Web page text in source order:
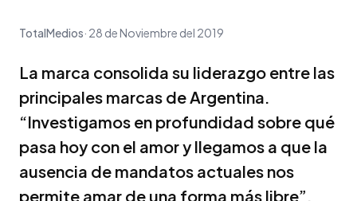
TotalMedios 28 de Noviembre del 2019
La marca consolida su liderazgo entre las
principales marcas de Argentina.
“Investigamos en profundidad sobre qué
pasa hoy con el amor y llegamos a que la
ausencia de mandatos actuales nos
permite amar de una forma más libre”,